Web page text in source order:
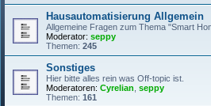
Hausautomatisierung Allgemein
Allgemeine Fragen zum Thema "Smart
Moderator: seppy
Themen: 245
Sonstiges
Hier bitte alles rein was Off-topic ist.
Moderatoren: Cyrelian seppy
Themen: 161